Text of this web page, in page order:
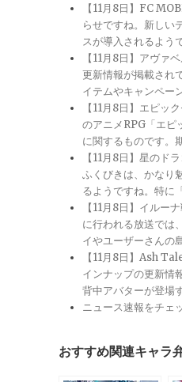
【11月8日】FC
らせですね。新しい
スが導入されるよう
【11月8日】アヴァ
更新情報が掲載され
イテムやキャンペー
【11月8日】エピッ
のアニメRPG「エピ
に関するものです。
【11月8日】星のド
ふくびきは、かなり
るようですね。特に
【11月8日】イルー
に行われる放送では
イやユーザーさんの
【11月8日】Ash
インナップの更新情
背中アバターが登場
ニュース速報をチェ
おすすめ関連キャラ